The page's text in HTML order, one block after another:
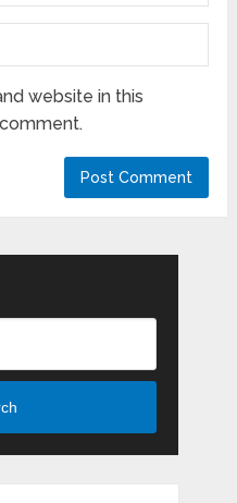
website in this